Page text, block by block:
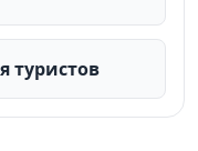
туристов